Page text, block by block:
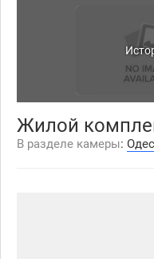
Жилой
В разделе камеры: